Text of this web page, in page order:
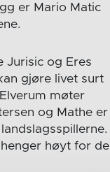
er Mario Matic
Jurisic og Eres
gjøre livet surt
møter
og Mathe er
høyt for de